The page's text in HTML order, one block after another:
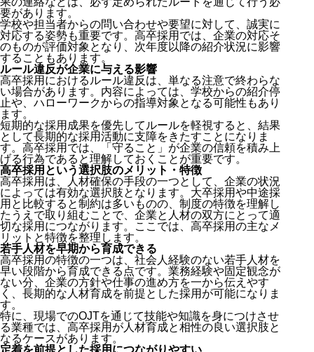
要があります。
学校や担当者からの問い合わせや要望に対して、誠実に
対応する姿勢も重要です。高卒採用では、企業の対応そ
のものが評価対象となり、次年度以降の紹介状況に影響
することもあります。
ルール違反が企業に与える影響
高卒採用におけるルール違反は、単なる注意で終わらな
い場合があります。内容によっては、学校からの紹介停
止や、ハローワークからの指導対象となる可能性もあり
ます。
短期的な採用成果を優先してルールを軽視すると、結果
として長期的な採用活動に支障をきたすことになりま
す。高卒採用では、「守ること」が企業の信頼を積み上
げる行為であると理解しておくことが重要です。
高卒採用という選択肢のメリット・特徴
高卒採用は、人材確保の手段の一つとして、企業の状況
によっては有効な選択肢となります。大卒採用や中途採
用と比較すると制約は多いものの、制度の特徴を理解し
たうえで取り組むことで、企業と人材の双方にとって適
切な採用につながります。ここでは、高卒採用の主なメ
リットと特徴を整理します。
若手人材を早期から育成できる
高卒採用の特徴の一つは、社会人経験のない若手人材を
早い段階から育成できる点です。業務経験や固定観念が
ない分、企業の方針や仕事の進め方を一から伝えやす
く、長期的な人材育成を前提とした採用が可能になりま
す。
特に、現場でのOJTを通じて技能や知識を身につけさせ
る業種では、高卒採用が人材育成と相性の良い選択肢と
なるケースがあります。
定着を前提とした採用につながりやすい